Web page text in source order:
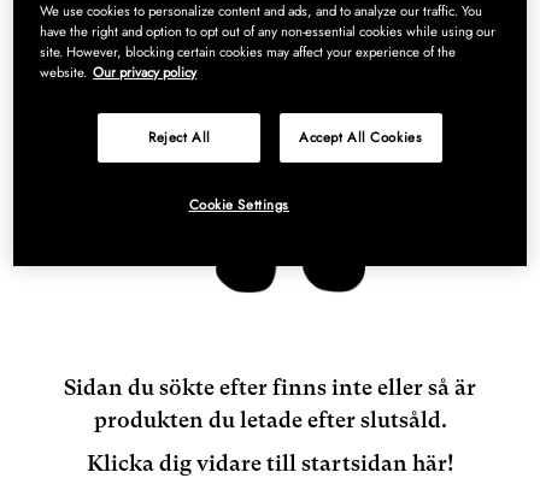
Sidan du sökte efter finns inte eller så är
produkten du letade efter slutsåld.
Klicka dig vidare till startsidan här!
We use cookies to personalize content and ads, and to analyze our traffic. You
have the right and option to opt out of any non-essential cookies while using our
site. However, blocking certain cookies may affect your experience of the
website. Our privacy policy
Reject All Accept All Cookies
Cookie Settings